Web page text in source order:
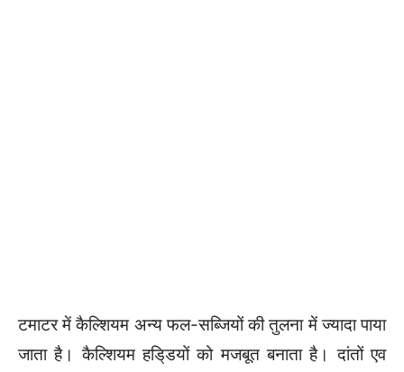
टमाटर में कैल्शियम अन्य फल-सब्जियों की तुलना में ज्यादा पाया
जाता है। कैल्शियम हडि्डयों को मजबूत बनाता है। दांतों एव